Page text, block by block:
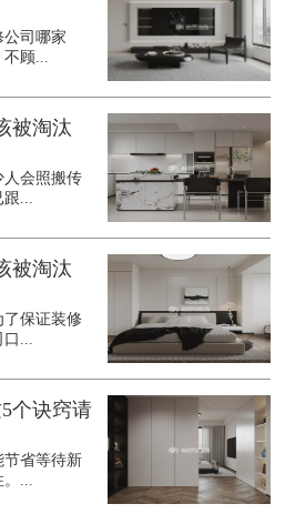
司哪家
不顾...
被淘汰
人会照搬传
跟...
被淘汰
了保证装修
口...
个诀窍请
节省等待新
。...